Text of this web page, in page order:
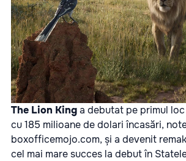
The Lion Kinga debutat pe primul
cu 185 milioane de dolari încasări,
boxofficemojo.com, și a devenit
cel mai mare succes la debut în